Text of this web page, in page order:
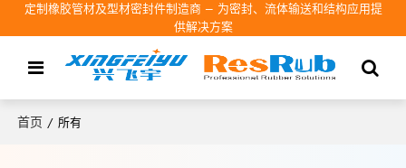
定制橡胶管材及型材密封件制造商 – 为密封、流体输送和结构应用提
供解决方案
首页 / 所有